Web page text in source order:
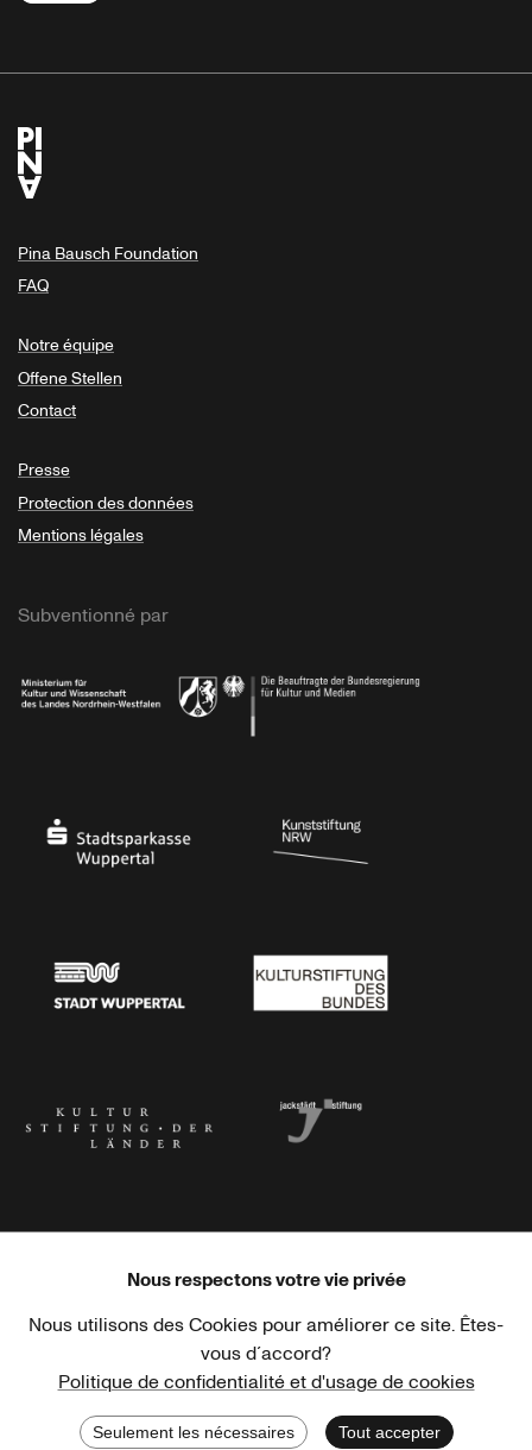
Pina Bausch Foundation
FAQ
Notre équipe
Offene Stellen
Contact
Presse
Protection des données
Mentions légales
Subventionné par
Haus der Kulturen der Welt Goethe-Institut
Nous respectons votre vie privée
Nous utilisons des Cookies pour améliorer ce site. Êtes-
vous d´accord?
Politique de confidentialité et d'usage de cookies
Seulement les nécessaires Tout accepter